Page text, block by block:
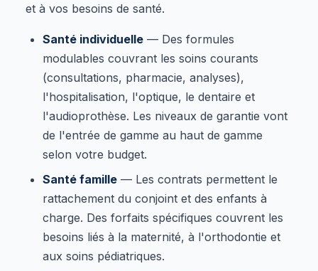
et à vos besoins de santé.
Santé individuelle — Des formules
modulables couvrant les soins courants
(consultations, pharmacie, analyses),
l'hospitalisation, l'optique, le dentaire et
l'audioprothèse. Les niveaux de garantie vont
de l'entrée de gamme au haut de gamme
selon votre budget.
Santé famille — Les contrats permettent le
rattachement du conjoint et des enfants à
charge. Des forfaits spécifiques couvrent les
besoins liés à la maternité, à l'orthodontie et
aux soins pédiatriques.